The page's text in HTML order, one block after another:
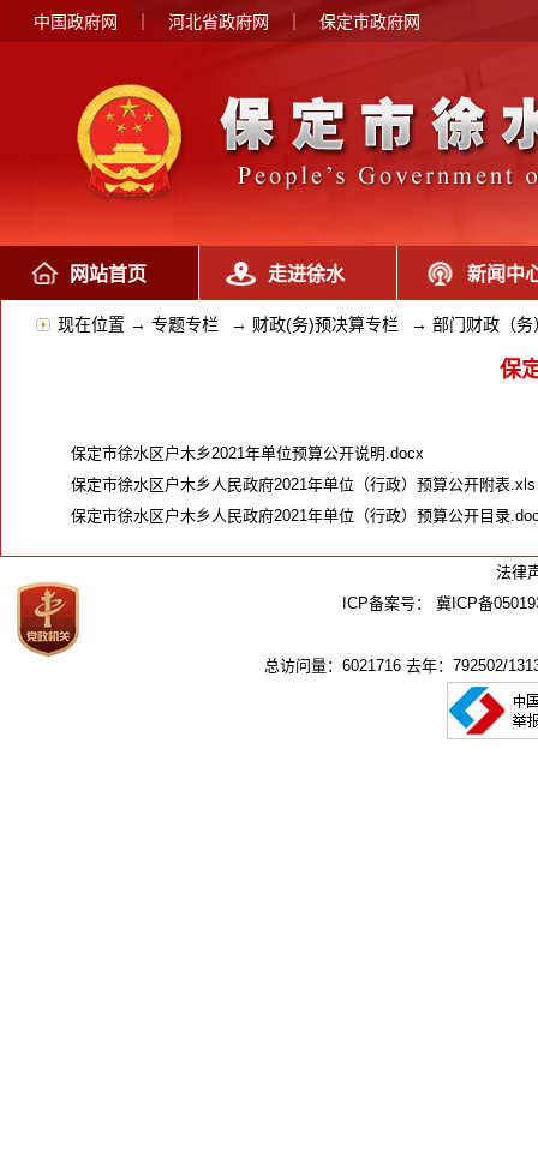
中国政府网 河北省政府网 保定市政府网
网站首页 走进徐水 新闻中
现在位置 → 专题专栏 → 财政(务)预决算专栏 → 部门财政（务
保
保定市徐水区户木乡2021年单位预算公开说明.docx
保定市徐水区户木乡人民政府2021年单位（行政）预算公开附表.xls
保定市徐水区户木乡人民政府2021年单位（行政）预算公开目录
法律
ICP备案号：
冀ICP备
总访问量：6021716 去年：792502/